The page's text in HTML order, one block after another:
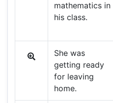
mathematics in
his class.
She was
getting ready
for leaving
home.